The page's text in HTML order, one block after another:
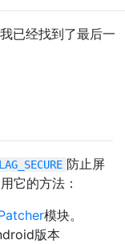
已经找到了最后一
防止屏
它的方法：
模块。
版本